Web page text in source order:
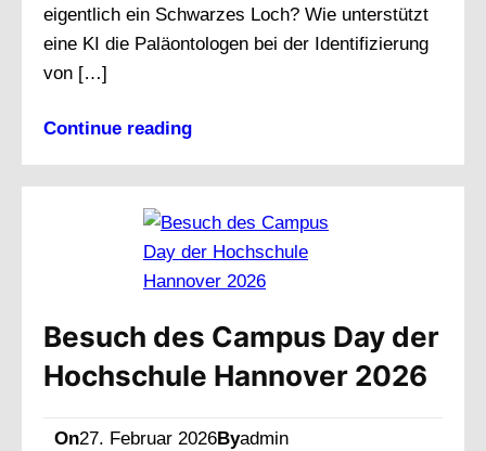
eigentlich ein Schwarzes Loch? Wie unterstützt
eine KI die Paläontologen bei der Identifizierung
von […]
Continue reading
Besuch des Campus Day der
Hochschule Hannover 2026
On27. Februar 2026Byadmin